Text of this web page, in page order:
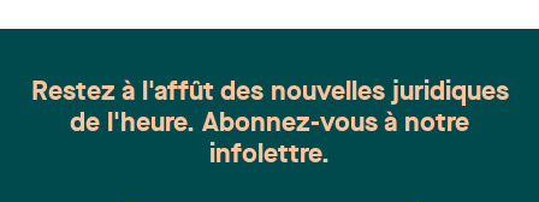
Restez à l'affût des nouvelles juridiques
de l'heure. Abonnez-vous à notre
infolettre.